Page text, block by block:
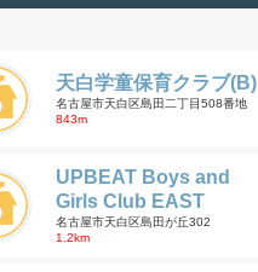
天白学童保育クラブ(B)
名古屋市天白区島田二丁目508番地
843m
UPBEAT Boys and
Girls Club EAST
名古屋市天白区島田が丘302
1.2km